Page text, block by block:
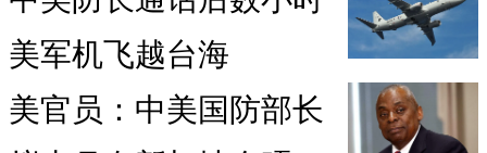
美军机飞越台海
美官员：中美国防部长